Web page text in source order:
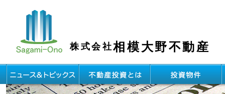
株式会社相模大野不動産